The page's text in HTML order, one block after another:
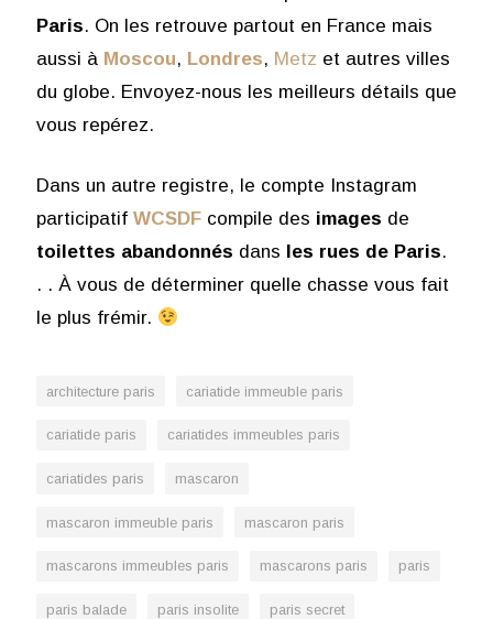
Paris. On les retrouve partout en France mais
aussi à Moscou, Londres, Metz et autres villes
du globe. Envoyez-nous les meilleurs détails que
vous repérez.
Dans un autre registre, le compte Instagram
participatif WCSDFcompile des images de
toilettes abandonnés dans les rues de Paris.
. . À vous de déterminer quelle chasse vous fait
le plus frémir.
architecture paris cariatide immeuble paris
cariatide paris cariatides immeubles paris
cariatides paris mascaron
mascaron immeuble paris mascaron paris
mascarons immeubles paris mascarons paris paris
paris balade paris insolite paris secret